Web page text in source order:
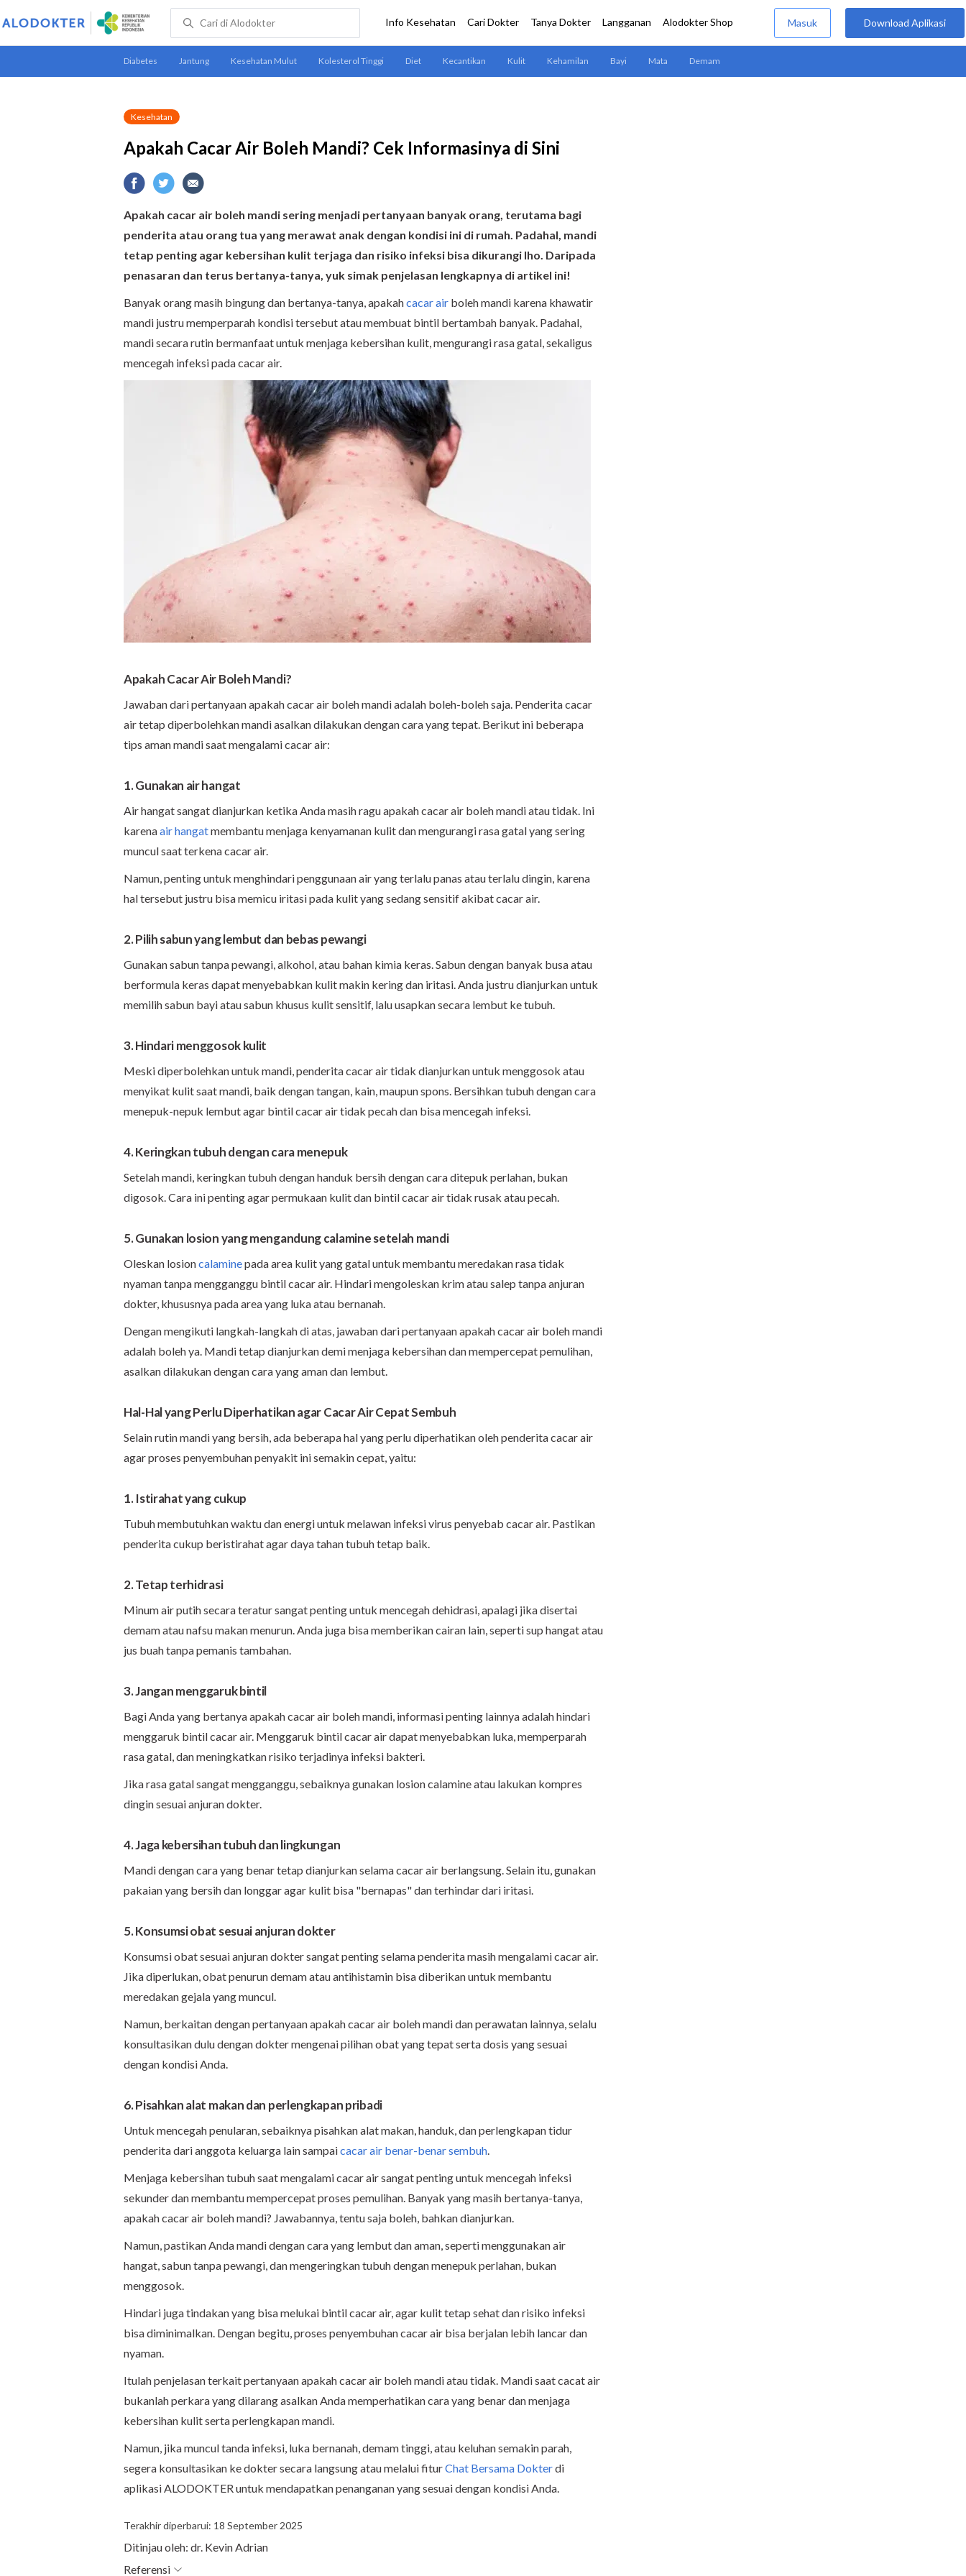
Kesehatan
Apakah Cacar Air Boleh Mandi? Cek Informasinya di Sini
Apakah cacar air boleh mandi sering menjadi pertanyaan banyak orang, terutama bagi
penderita atau orang tua yang merawat anak dengan kondisi ini di rumah. Padahal, mandi
tetap penting agar kebersihan kulit terjaga dan risiko infeksi bisa dikurangi lho. Daripada
penasaran dan terus bertanya-tanya, yuk simak penjelasan lengkapnya di artikel ini!
Banyak orang masih bingung dan bertanya-tanya, apakahcacar air boleh mandi karena khawatir
mandi justru memperparah kondisi tersebut atau membuat bintil bertambah banyak. Padahal,
mandi secara rutin bermanfaat untuk menjaga kebersihan kulit, mengurangi rasa gatal, sekaligus
mencegah infeksi pada cacar air.
Apakah Cacar Air Boleh Mandi?
Jawaban dari pertanyaan apakah cacar air boleh mandi adalah boleh-boleh saja. Penderita cacar
air tetap diperbolehkan mandi asalkan dilakukan dengan cara yang tepat. Berikut ini beberapa
tips aman mandi saat mengalami cacar air:
1. Gunakan air hangat
Air hangat sangat dianjurkan ketika Anda masih ragu apakah cacar air boleh mandi atau tidak. Ini
karenaair hangatmembantu menjaga kenyamanan kulit dan mengurangi rasa gatal yang sering
muncul saat terkena cacar air.
Namun, penting untuk menghindari penggunaan air yang terlalu panas atau terlalu dingin, karena
hal tersebut justru bisa memicu iritasi pada kulit yang sedang sensitif akibat cacar air.
2. Pilih sabun yang lembut dan bebas pewangi
Gunakan sabun tanpa pewangi, alkohol, atau bahan kimia keras. Sabun dengan banyak busa atau
berformula keras dapat menyebabkan kulit makin kering dan iritasi. Anda justru dianjurkan untuk
memilih sabun bayi atau sabun khusus kulit sensitif, lalu usapkan secara lembut ke tubuh.
3. Hindari menggosok kulit
Meski diperbolehkan untuk mandi, penderita cacar air tidak dianjurkan untuk menggosok atau
menyikat kulit saat mandi, baik dengan tangan, kain, maupun spons. Bersihkan tubuh dengan cara
menepuk-nepuk lembut agar bintil cacar air tidak pecah dan bisa mencegah infeksi.
4. Keringkan tubuh dengan cara menepuk
Setelah mandi, keringkan tubuh dengan handuk bersih dengan cara ditepuk perlahan, bukan
digosok. Cara ini penting agar permukaan kulit dan bintil cacar air tidak rusak atau pecah.
5. Gunakan losion yang mengandung calamine setelah mandi
Oleskan losioncalaminepada area kulit yang gatal untuk membantu meredakan rasa tidak
nyaman tanpa mengganggu bintil cacar air. Hindari mengoleskan krim atau salep tanpa anjuran
dokter, khususnya pada area yang luka atau bernanah.
Dengan mengikuti langkah-langkah di atas, jawaban dari pertanyaan apakah cacar air boleh mandi
adalah boleh ya. Mandi tetap dianjurkan demi menjaga kebersihan dan mempercepat pemulihan,
asalkan dilakukan dengan cara yang aman dan lembut.
Hal-Hal yang Perlu Diperhatikan agar Cacar Air Cepat Sembuh
Selain rutin mandi yang bersih, ada beberapa hal yang perlu diperhatikan oleh penderita cacar air
agar proses penyembuhan penyakit ini semakin cepat, yaitu:
1. Istirahat yang cukup
Tubuh membutuhkan waktu dan energi untuk melawan infeksi virus penyebab cacar air. Pastikan
penderita cukup beristirahat agar daya tahan tubuh tetap baik.
2. Tetap terhidrasi
Minum air putih secara teratur sangat penting untuk mencegah dehidrasi, apalagi jika disertai
demam atau nafsu makan menurun. Anda juga bisa memberikan cairan lain, seperti sup hangat atau
jus buah tanpa pemanis tambahan.
3. Jangan menggaruk bintil
Bagi Anda yang bertanya apakah cacar air boleh mandi, informasi penting lainnya adalah hindari
menggaruk bintil cacar air. Menggaruk bintil cacar air dapat menyebabkan luka, memperparah
rasa gatal, dan meningkatkan risiko terjadinya infeksi bakteri.
Jika rasa gatal sangat mengganggu, sebaiknya gunakan losion calamine atau lakukan kompres
dingin sesuai anjuran dokter.
4. Jaga kebersihan tubuh dan lingkungan
Mandi dengan cara yang benar tetap dianjurkan selama cacar air berlangsung. Selain itu, gunakan
pakaian yang bersih dan longgar agar kulit bisa "bernapas" dan terhindar dari iritasi.
5. Konsumsi obat sesuai anjuran dokter
Konsumsi obat sesuai anjuran dokter sangat penting selama penderita masih mengalami cacar air.
Jika diperlukan, obat penurun demam atau antihistamin bisa diberikan untuk membantu
meredakan gejala yang muncul.
Namun, berkaitan dengan pertanyaan apakah cacar air boleh mandi dan perawatan lainnya, selalu
konsultasikan dulu dengan dokter mengenai pilihan obat yang tepat serta dosis yang sesuai
dengan kondisi Anda.
6. Pisahkan alat makan dan perlengkapan pribadi
Untuk mencegah penularan, sebaiknya pisahkan alat makan, handuk, dan perlengkapan tidur
penderita dari anggota keluarga lain sampaicacar air benar-benar sembuh.
Menjaga kebersihan tubuh saat mengalami cacar air sangat penting untuk mencegah infeksi
sekunder dan membantu mempercepat proses pemulihan. Banyak yang masih bertanya-tanya,
apakah cacar air boleh mandi? Jawabannya, tentu saja boleh, bahkan dianjurkan.
Namun, pastikan Anda mandi dengan cara yang lembut dan aman, seperti menggunakan air
hangat, sabun tanpa pewangi, dan mengeringkan tubuh dengan menepuk perlahan, bukan
menggosok.
Hindari juga tindakan yang bisa melukai bintil cacar air, agar kulit tetap sehat dan risiko infeksi
bisa diminimalkan. Dengan begitu, proses penyembuhan cacar air bisa berjalan lebih lancar dan
nyaman.
Itulah penjelasan terkait pertanyaan apakah cacar air boleh mandi atau tidak. Mandi saat cacat air
bukanlah perkara yang dilarang asalkan Anda memperhatikan cara yang benar dan menjaga
kebersihan kulit serta perlengkapan mandi.
Namun, jika muncul tanda infeksi, luka bernanah, demam tinggi, atau keluhan semakin parah,
segera konsultasikan ke dokter secara langsung atau melalui fiturChat Bersama Dokterdi
aplikasi ALODOKTER untuk mendapatkan penanganan yang sesuai dengan kondisi Anda.
Terakhir diperbarui: 18 September 2025